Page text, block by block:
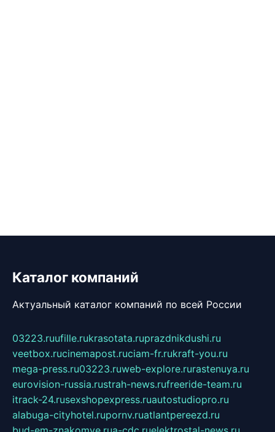
Каталог компаний
Актуальный каталог компаний по всей России
03223.ruufille.rukrasotata.ruprazdnikdushi.ru
veetbox.rucinemapost.ruciam-fr.rukraft-you.ru
mega-press.ru03223.ruweb-explore.rurastenuya.ru
eurovision-russia.rustrah-news.rufreeride-team.ru
itrack-24.rusexshopexpress.ruautostudiopro.ru
alabuga-cityhotel.rupornv.ruatlantpereezd.ru